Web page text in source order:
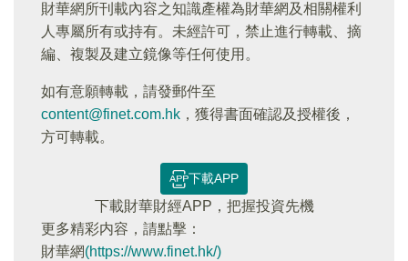
財華網所刊載內容之知識產權為財華網及相關權利
人專屬所有或持有。未經許可，禁止進行轉載、摘
編、複製及建立鏡像等任何使用。
如有意願轉載，請發郵件至
content@finet.com.hk ，獲得書面確認及授權後，
方可轉載。
下載APP
下載財華財經APP，把握投資先機
更多精彩内容，請點擊：
財華網(https://www.finet.hk/)